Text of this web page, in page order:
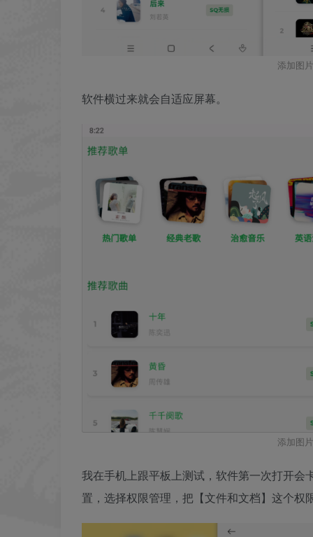
添加图
软件横过来就会自适应屏幕。
添加图
我在手机上跟平板上测试，软件第一次打开
置，选择权限管理，把【文件和文档】这个权